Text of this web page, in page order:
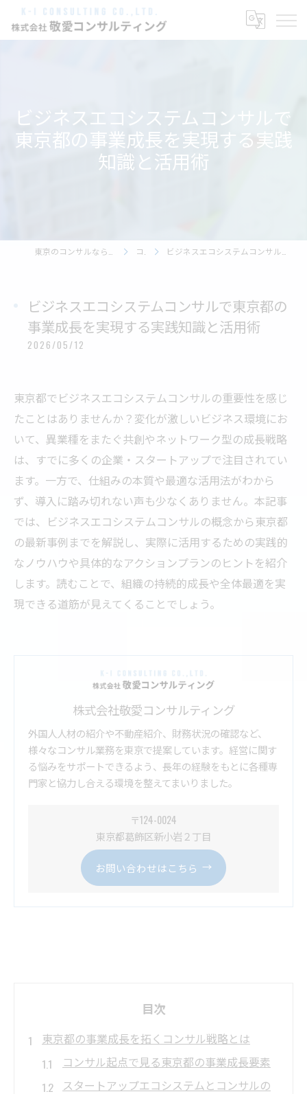
ビジネスエコシステムコンサルで
東京都の事業成長を実現する実践
知識と活用術
コラム ビジネスエコシステムコンサルで東京都の事業成長を実現する実践知識と活用術
ビジネスエコシステムコンサルで東京都の
事業成長を実現する実践知識と活用術
2026/05/12
東京都でビジネスエコシステムコンサルの重要性を感じ
たことはありませんか？変化が激しいビジネス環境にお
いて、異業種をまたぐ共創やネットワーク型の成長戦略
は、すでに多くの企業・スタートアップで注目されてい
ます。一方で、仕組みの本質や最適な活用法がわから
ず、導入に踏み切れない声も少なくありません。本記事
では、ビジネスエコシステムコンサルの概念から東京都
の最新事例までを解説し、実際に活用するための実践的
なノウハウや具体的なアクションプランのヒントを紹介
します。読むことで、組織の持続的成長や全体最適を実
現できる道筋が見えてくることでしょう。
株式会社敬愛コンサルティング
外国人人材の紹介や不動産紹介、財務状況の確認など、
様々なコンサル業務を東京で提案しています。経営に関す
る悩みをサポートできるよう、長年の経験をもとに各種専
門家と協力し合える環境を整えてまいりました。
〒124-0024
東京都葛飾区新小岩２丁目
お問い合わせはこちら
目次
東京都の事業成長を拓くコンサル戦略とは
コンサル起点で見る東京都の事業成長要素
スタートアップエコシステムとコンサルの